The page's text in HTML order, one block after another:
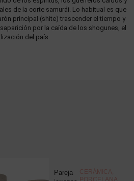
de la corte samurái. Lo habitual es que
principal (shite) trascender el tiempo y
por la caída de los shogunes, el
del país.
Pareja
CERÁMICA,
PORCELANA